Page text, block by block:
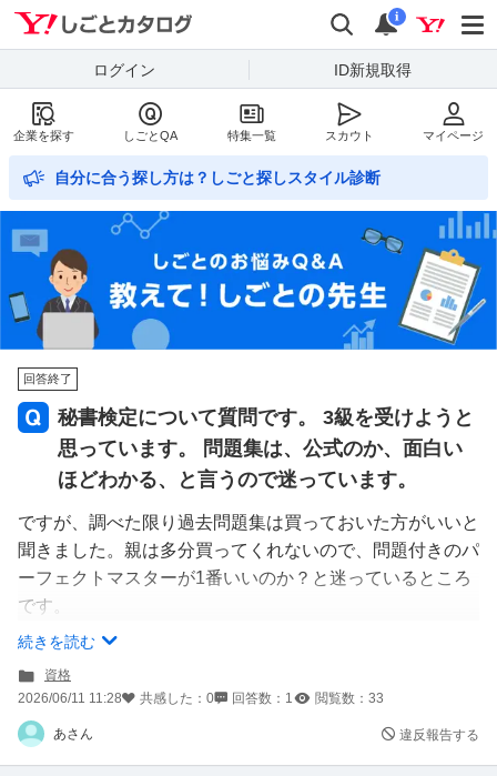
Yahoo!しごとカタログ
検索
通知
i
ログイン ID新規取得
企業を探す しごとQA 特集一覧 スカウト マイページ
自分に合う探し方は？しごと探しスタイル診断
回答終了
秘書検定について質問です。 3級を受けようと
思っています。 問題集は、公式のか、面白い
ほどわかる、と言うので迷っています。
ですが、調べた限り過去問題集は買っておいた方がいいと
聞きました。親は多分買ってくれないので、問題付きのパ
ーフェクトマスターが1番いいのか？と迷っているところ
です。
公式の「集中講義」「パーフェクトマスター」「クイック
マスター」と、「3級面白いほどわかる」のどれがいいの
でしょうか？
続きを読む
資格
2026/06/11 11:28
共感した： 0 回答数： 1 閲覧数： 33
あさん 違反報告する